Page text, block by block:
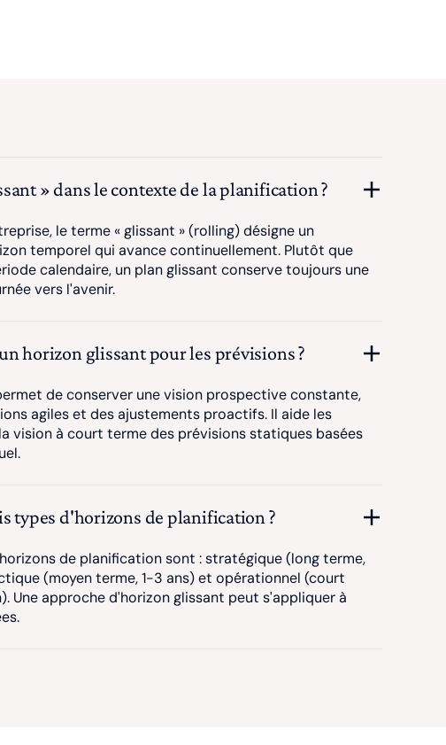
» dans le contexte de la planification ?
le terme « glissant » (rolling) désigne un
temporel qui avance continuellement. Plutôt que
calendaire, un plan glissant conserve toujours une
vers l'avenir.
horizon glissant pour les prévisions ?
de conserver une vision prospective constante,
agiles et des ajustements proactifs. Il aide les
vision à court terme des prévisions statiques basées
types d'horizons de planification ?
de planification sont : stratégique (long terme,
(moyen terme, 1-3 ans) et opérationnel (court
Une approche d'horizon glissant peut s'appliquer à